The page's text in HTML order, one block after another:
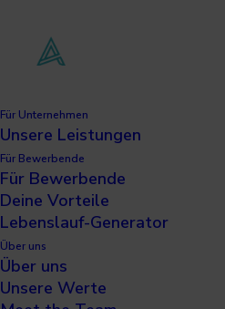
Für Unternehmen
Unsere Leistungen
Für Bewerbende
Für Bewerbende
Deine Vorteile
Lebenslauf-Generator
Über uns
Über uns
Unsere Werte